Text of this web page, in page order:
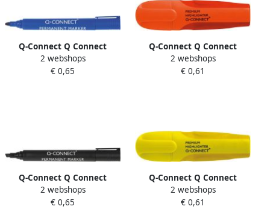
Q-Connect Q Connect
permanente marker ronde
punt blauw
2 webshops
€ 0,65
Q-Connect Q Connect
Premium markeerstift
oranje
2 webshops
€ 0,61
Q-Connect Q Connect
permanente marker
schuine punt zwart
2 webshops
€ 0,65
Q-Connect Q Connect
Premium markeerstift geel
2 webshops
€ 0,61